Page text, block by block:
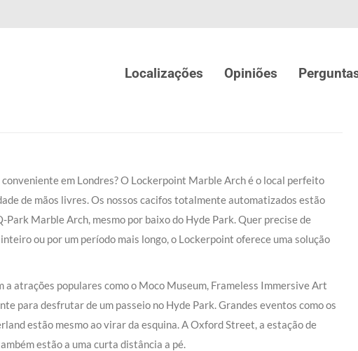
Localizações Opiniões
em Londres? O Lockerpoint Marble Arch é o local perfeito
de mãos livres. Os nossos cacifos totalmente automatizados estão
Marble Arch, mesmo por baixo do Hyde Park. Quer precise de
ou por um período mais longo, o Lockerpoint oferece uma solução
atrações populares como o Moco Museum, Frameless Immersive Art
para desfrutar de um passeio no Hyde Park. Grandes eventos como os
estão mesmo ao virar da esquina. A Oxford Street, a estação de
estão a uma curta distância a pé.